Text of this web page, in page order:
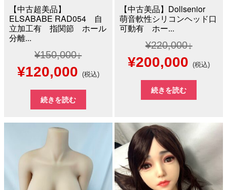
【中古超美品】
ELSABABE RAD054 自
立加工有 指関節 ホール
分離...
¥150,000
元
の
価
は
¥150,000
¥120,000現
在
の
格
は
(税込)
続きを読む
【中古美品】Dollsenior
萌音軟性シリコンヘッド口
可動有 ホー...
¥220,000
元
の
価
格
は
¥220,000
で
¥200,000 現
在
の
価
格
は
(税込)
続きを読む